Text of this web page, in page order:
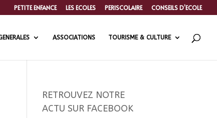
PETITE ENFANCE LES ECOLES PERISCOLAIRE CONSEILS D’ECOLE
ASSOCIATIONS TOURISME & CULTURE
RETROUVEZ NOTRE
ACTU SUR FACEBOOK